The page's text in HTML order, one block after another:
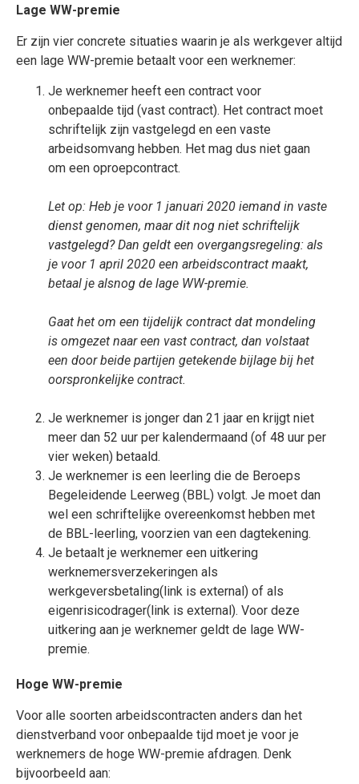
Lage WW-premie
Er zijn vier concrete situaties waarin je als werkgever altijd
een lage WW-premie betaalt voor een werknemer:
Je werknemer heeft een contract voor
onbepaalde tijd (vast contract). Het contract moet
schriftelijk zijn vastgelegd en een vaste
arbeidsomvang hebben. Het mag dus niet gaan
om een oproepcontract.
Let op: Heb je voor 1 januari 2020 iemand in vaste
dienst genomen, maar dit nog niet schriftelijk
vastgelegd? Dan geldt een overgangsregeling: als
je voor 1 april 2020 een arbeidscontract maakt,
betaal je alsnog de lage WW-premie.
Gaat het om een tijdelijk contract dat mondeling
is omgezet naar een vast contract, dan volstaat
een door beide partijen getekende bijlage bij het
oorspronkelijke contract.
Je werknemer is jonger dan 21 jaar en krijgt niet
meer dan 52 uur per kalendermaand (of 48 uur per
vier weken) betaald.
Je werknemer is een leerling die de Beroeps
Begeleidende Leerweg (BBL) volgt. Je moet dan
wel een schriftelijke overeenkomst hebben met
de BBL-leerling, voorzien van een dagtekening.
Je betaalt je werknemer een uitkering
werknemers­verzekeringen als
werkgeversbetaling(link is external) of als
eigenrisicodrager(link is external). Voor deze
uitkering aan je werknemer geldt de lage WW-
premie.
Hoge WW-premie
Voor alle soorten arbeidscontracten anders dan het
dienstverband voor onbepaalde tijd moet je voor je
werknemers de hoge WW-premie afdragen. Denk
bijvoorbeeld aan: